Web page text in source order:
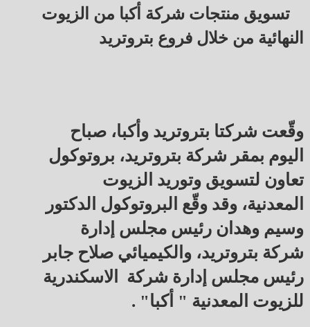
تسويق منتجات شركة أكبا من الزيوت
النهائية من خلال فروع بتروتريد
وقّعت شركتا بتروتريد وأكبا، صباح
اليوم بمقر شركة بتروتريد، بروتوكول
تعاون لتسويق وتوريد الزيوت
المعدنية، وقد وقّع البروتوكول الدكتور
وسيم وهدان رئيس مجلس إدارة
شركة بتروتريد، والكيميائي صلاح جابر
رئيس مجلس إدارة شركة الاسكندرية
للزيوت المعدنية " أكبا" .